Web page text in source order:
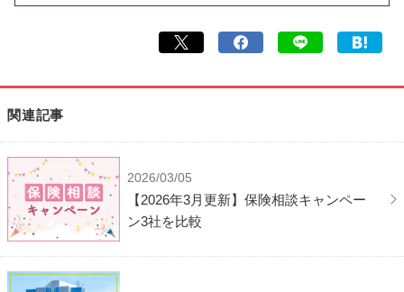
関連記事
2026/03/05
【2026年3月更新】保険相談キャンペー
ン3社を比較